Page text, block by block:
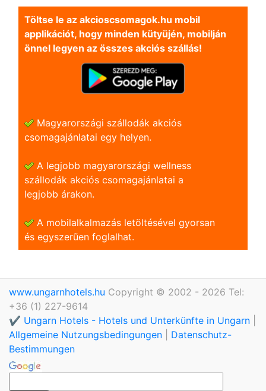
Töltse le az akcioscsomagok.hu mobil
applikációt, hogy minden kütyüjén, mobilján
önnel legyen az összes akciós szállás!
Magyarországi szállodák akciós
csomagajánlatai egy helyen.
A legjobb magyarországi wellness
szállodák akciós csomagajánlatai a
legjobb árakon.
A mobilalkalmazás letöltésével gyorsan
és egyszerũen foglalhat.
www.ungarnhotels.hu Copyright © 2002 - 2026 Tel:
+36 (1) 227-9614
✔️ Ungarn Hotels - Hotels und Unterkünfte in Ungarn
Allgemeine Nutzungsbedingungen
Datenschutz-
Bestimmungen